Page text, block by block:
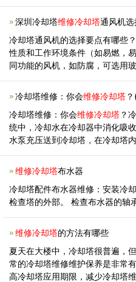
深圳冷却塔维修冷却塔通风机
冷却塔通风机的选择要点有哪些
性质和工作环境条件（如易燃，
同功能的风机，如防腐，可选用
冷却塔维修：你会维修冷却塔
冷却塔维修：你会维修冷却塔 ？
统中，冷却水在冷却器中消化吸
水泵充压送到冷却塔，在冷却塔
维修冷却塔布水器
冷却塔配件布水器维修：安装冷
检查塔的外部。 检查布水器的轴
维修冷却塔的方法有哪些
夏天在大楼中，冷却塔很普遍，
常的冷却塔维修维护保养是非常
高冷却塔应用期限，减少冷却塔